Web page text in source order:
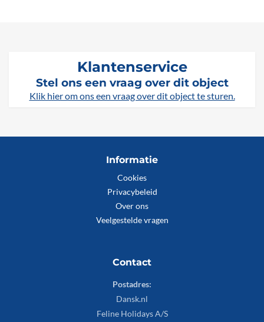
Klantenservice
Stel ons een vraag over dit object
Klik hier om ons een vraag over dit object te sturen.
Informatie
Cookies
Privacybeleid
Over ons
Veelgestelde vragen
Contact
Postadres:
Dansk.nl
Feline Holidays A/S